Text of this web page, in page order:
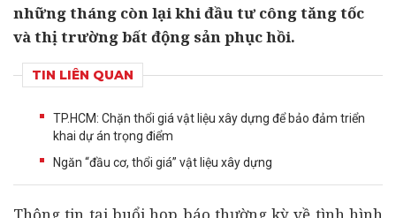
những tháng còn lại khi đầu tư công tăng tốc
và thị trường bất động sản phục hồi.
TIN LIÊN QUAN
TP.HCM: Chặn thổi giá vật liệu xây dựng để bảo đảm triển
khai dự án trọng điểm
Ngăn “đầu cơ, thổi giá” vật liệu xây dựng